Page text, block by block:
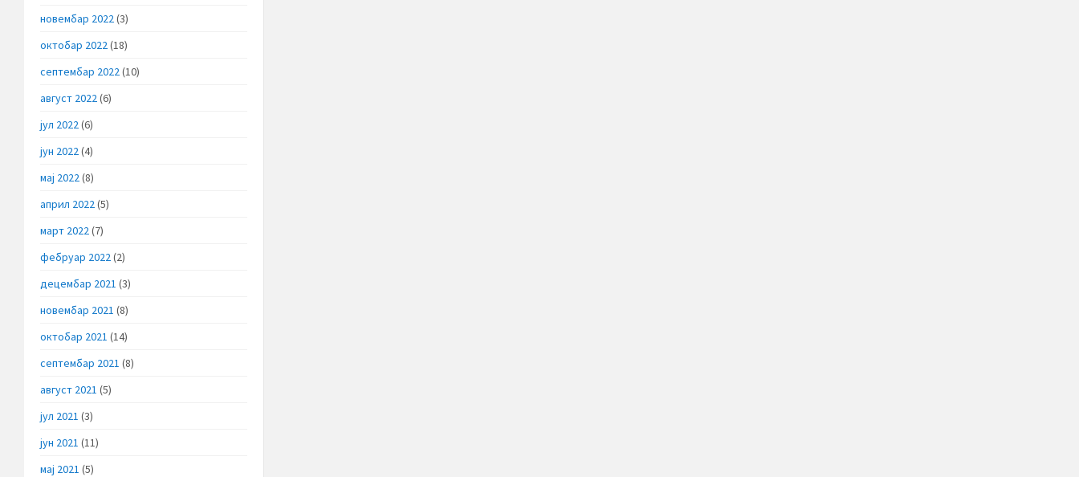
новембар 2022(3)
октобар 2022(18)
септембар 2022(10)
август 2022(6)
јул 2022(6)
јун 2022(4)
мај 2022(8)
април 2022(5)
март 2022(7)
фебруар 2022(2)
децембар 2021 (3)
новембар 2021 (8)
октобар 2021 (14)
септембар 2021 (8)
август 2021 (5)
јул 2021 (3)
јун 2021 (11)
мај 2021 (5)